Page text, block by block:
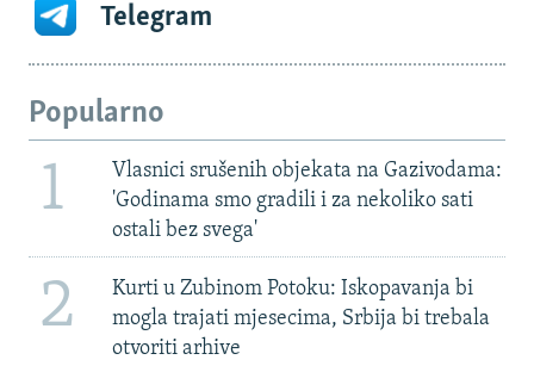
Telegram
Popularno
1
Vlasnici srušenih objekata na Gazivodama:
'Godinama smo gradili i za nekoliko sati
ostali bez svega'
2
Kurti u Zubinom Potoku: Iskopavanja bi
mogla trajati mjesecima, Srbija bi trebala
otvoriti arhive